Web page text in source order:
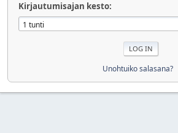
Kirjautumisajan kesto:
Unohtuiko salasana?